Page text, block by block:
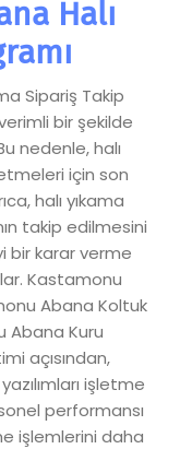
Halı
Sipariş Takip
bir şekilde
nedenle, halı
için son
halı yıkama
takip edilmesini
bir karar verme
Kastamonu
Abana Koltuk
Abana Kuru
açısından,
işletme
performansı
işlemlerini daha